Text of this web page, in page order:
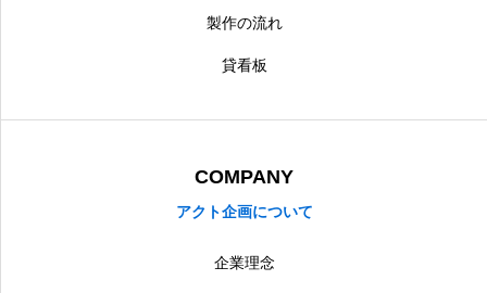
製作の流れ
貸看板
COMPANY
アクト企画について
企業理念